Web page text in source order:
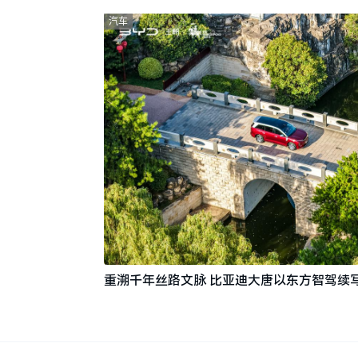
重溯千年丝路文脉 比亚迪大唐以东方智驾续
汽车